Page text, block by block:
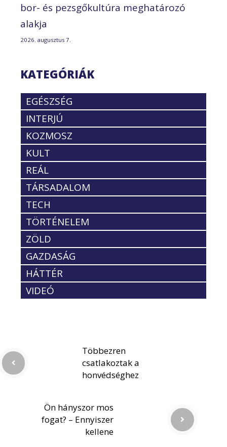
bor- és pezsgőkultúra meghatározó
alakja
2026. augusztus 7.
KATEGÓRIÁK
EGÉSZSÉG
INTERJÚ
KOZMOSZ
KULT
REÁL
TÁRSADALOM
TECH
TÖRTÉNELEM
ZÖLD
GAZDASÁG
HÁTTÉR
VIDEÓ
Többezren
csatlakoztak a
honvédséghez
Ön hányszor mos
fogat? – Ennyiszer
kellene